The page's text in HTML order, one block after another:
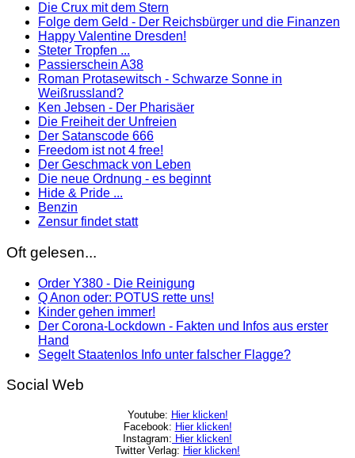
Die Crux mit dem Stern
Folge dem Geld - Der Reichsbürger und die Finanzen
Happy Valentine Dresden!
Steter Tropfen ...
Passierschein A38
Roman Protasewitsch - Schwarze Sonne in
Weißrussland?
Ken Jebsen - Der Pharisäer
Die Freiheit der Unfreien
Der Satanscode 666
Freedom ist not 4 free!
Der Geschmack von Leben
Die neue Ordnung - es beginnt
Hide & Pride ...
Benzin
Zensur findet statt
Oft gelesen...
Order Y380 - Die Reinigung
Q Anon oder: POTUS rette uns!
Kinder gehen immer!
Der Corona-Lockdown - Fakten und Infos aus erster
Hand
Segelt Staatenlos Info unter falscher Flagge?
Social Web
Youtube: Hier klicken!
Facebook: Hier klicken!
Instagram: Hier klicken!
Twitter Verlag: Hier klicken!